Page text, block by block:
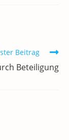
Beitrag
Beteiligung